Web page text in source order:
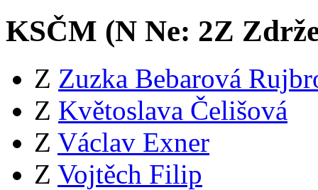
KSČM (N Ne: 2Z
Z Zuzka Bebarová
Z Květoslava Čelišová
Z Václav Exner
Z Vojtěch Filip